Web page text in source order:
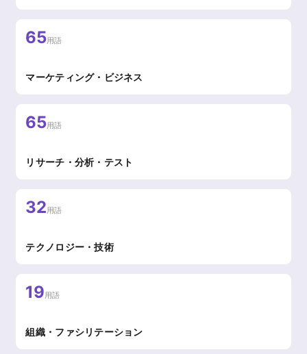
65用語
マーケティング・ビジネス
65用語
リサーチ・分析・テスト
32用語
テクノロジー・技術
19用語
組織・ファシリテーション